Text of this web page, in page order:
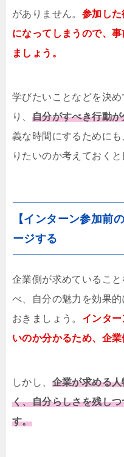
がありません。 参加し
になってしまうので、
ましょう。
学びたいことなどを決
り、 自分がすべき行動
義な時間にするために
りたいのか考えておくと
【インターン参加前
ージする
企業側が求めているこ
べ、自分の魅力を効果
おきましょう。 インタ
いのか分かるため、企業
しかし、 企業が求める
く、自分らしさを残し
す。